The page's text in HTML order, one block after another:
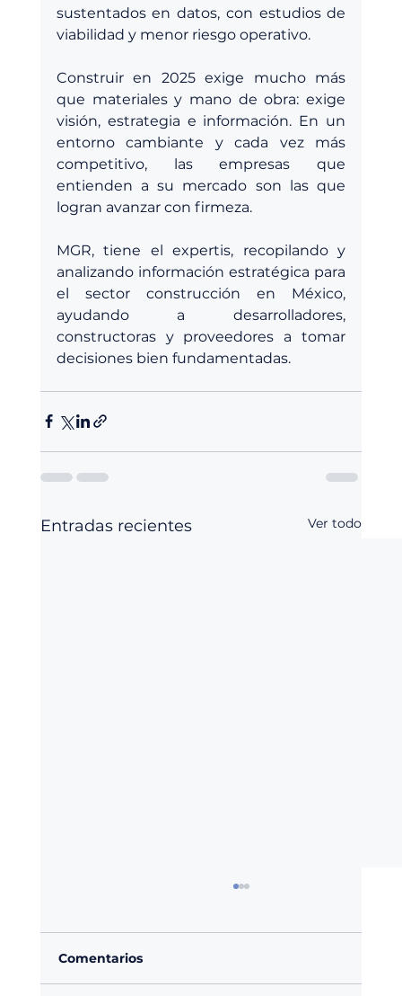
sustentados en datos, con estudios de
viabilidad y menor riesgo operativo.
Construir en 2025 exige mucho más
que materiales y mano de obra: exige
visión, estrategia e información. En un
entorno cambiante y cada vez más
competitivo, las empresas que
entienden a su mercado son las que
logran avanzar con firmeza.
MGR, tiene el expertis, recopilando y
analizando información estratégica para
el sector construcción en México,
ayudando a desarrolladores,
constructoras y proveedores a tomar
decisiones bien fundamentadas.
Entradas recientes Ver todo
Comentarios